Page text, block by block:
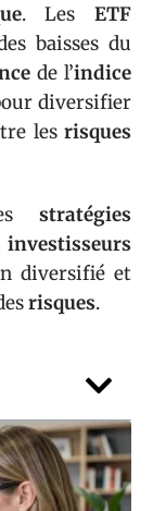
. LesETF
baisses du
de l’indice
diversifier
lesrisques
stratégies
investisseurs
diversifié et
risques.